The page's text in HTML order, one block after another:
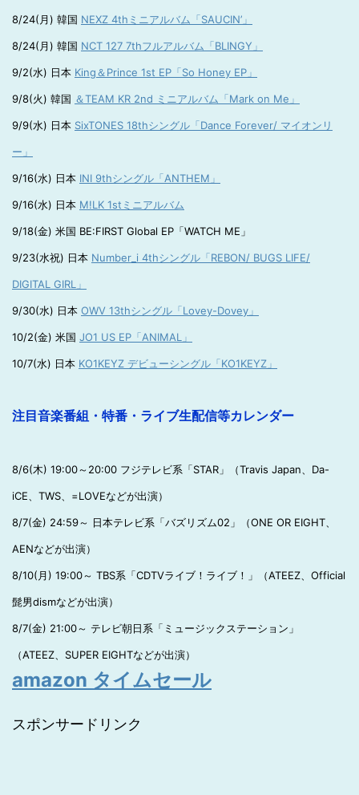
8/24(月) 韓国 NEXZ 4thミニアルバム「SAUCIN’」
8/24(月) 韓国 NCT 127 7thフルアルバム「BLINGY」
9/2(水) 日本 King＆Prince 1st EP「So Honey EP」
9/8(火) 韓国 ＆TEAM KR 2nd ミニアルバム「Mark on Me」
9/9(水) 日本 SixTONES 18thシングル「Dance Forever/ マイオンリ
ー」
9/16(水) 日本 INI 9thシングル「ANTHEM」
9/16(水) 日本 M!LK 1stミニアルバム
9/18(金) 米国 BE:FIRST Global EP「WATCH ME」
9/23(水祝) 日本 Number_i 4thシングル「REBON/ BUGS LIFE/
DIGITAL GIRL」
9/30(水) 日本 OWV 13thシングル「Lovey-Dovey」
10/2(金) 米国 JO1 US EP「ANIMAL」
10/7(水) 日本 KO1KEYZ デビューシングル「KO1KEYZ」
注目音楽番組・特番・ライブ生配信等カレンダー
8/6(木) 19:00～20:00 フジテレビ系「STAR」（Travis Japan、Da-
iCE、TWS、=LOVEなどが出演）
8/7(金) 24:59～ 日本テレビ系「バズリズム02」（ONE OR EIGHT、
AENなどが出演）
8/10(月) 19:00～ TBS系「CDTVライブ！ライブ！」（ATEEZ、Official
髭男dismなどが出演）
8/7(金) 21:00～ テレビ朝日系「ミュージックステーション」
（ATEEZ、SUPER EIGHTなどが出演）
amazon タイムセール
スポンサードリンク